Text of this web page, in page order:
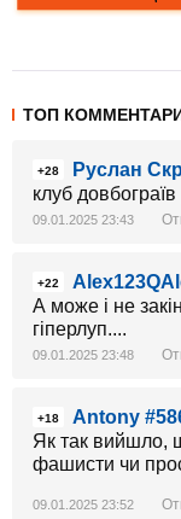
ТОП
+28
Руслан
клуб
09.01.2025 23:43
+22
А може і не
гіперлуп....
09.01.2025 23:48
+18
Antony
Як так вийшло,
фашисти чи
09.01.2025 23:52